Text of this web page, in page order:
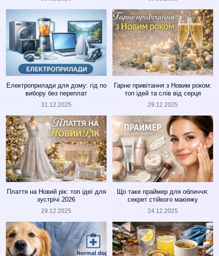
Електроприлади для дому: гід по
вибору без переплат
31.12.2025
Гарне привітання з Новим роком:
топ ідей та слів від серця
29.12.2025
Плаття на Новий рік: топ ідеї для
зустрічі 2026
29.12.2025
Що таке праймер для обличчя:
секрет стійкого макіяжу
24.12.2025